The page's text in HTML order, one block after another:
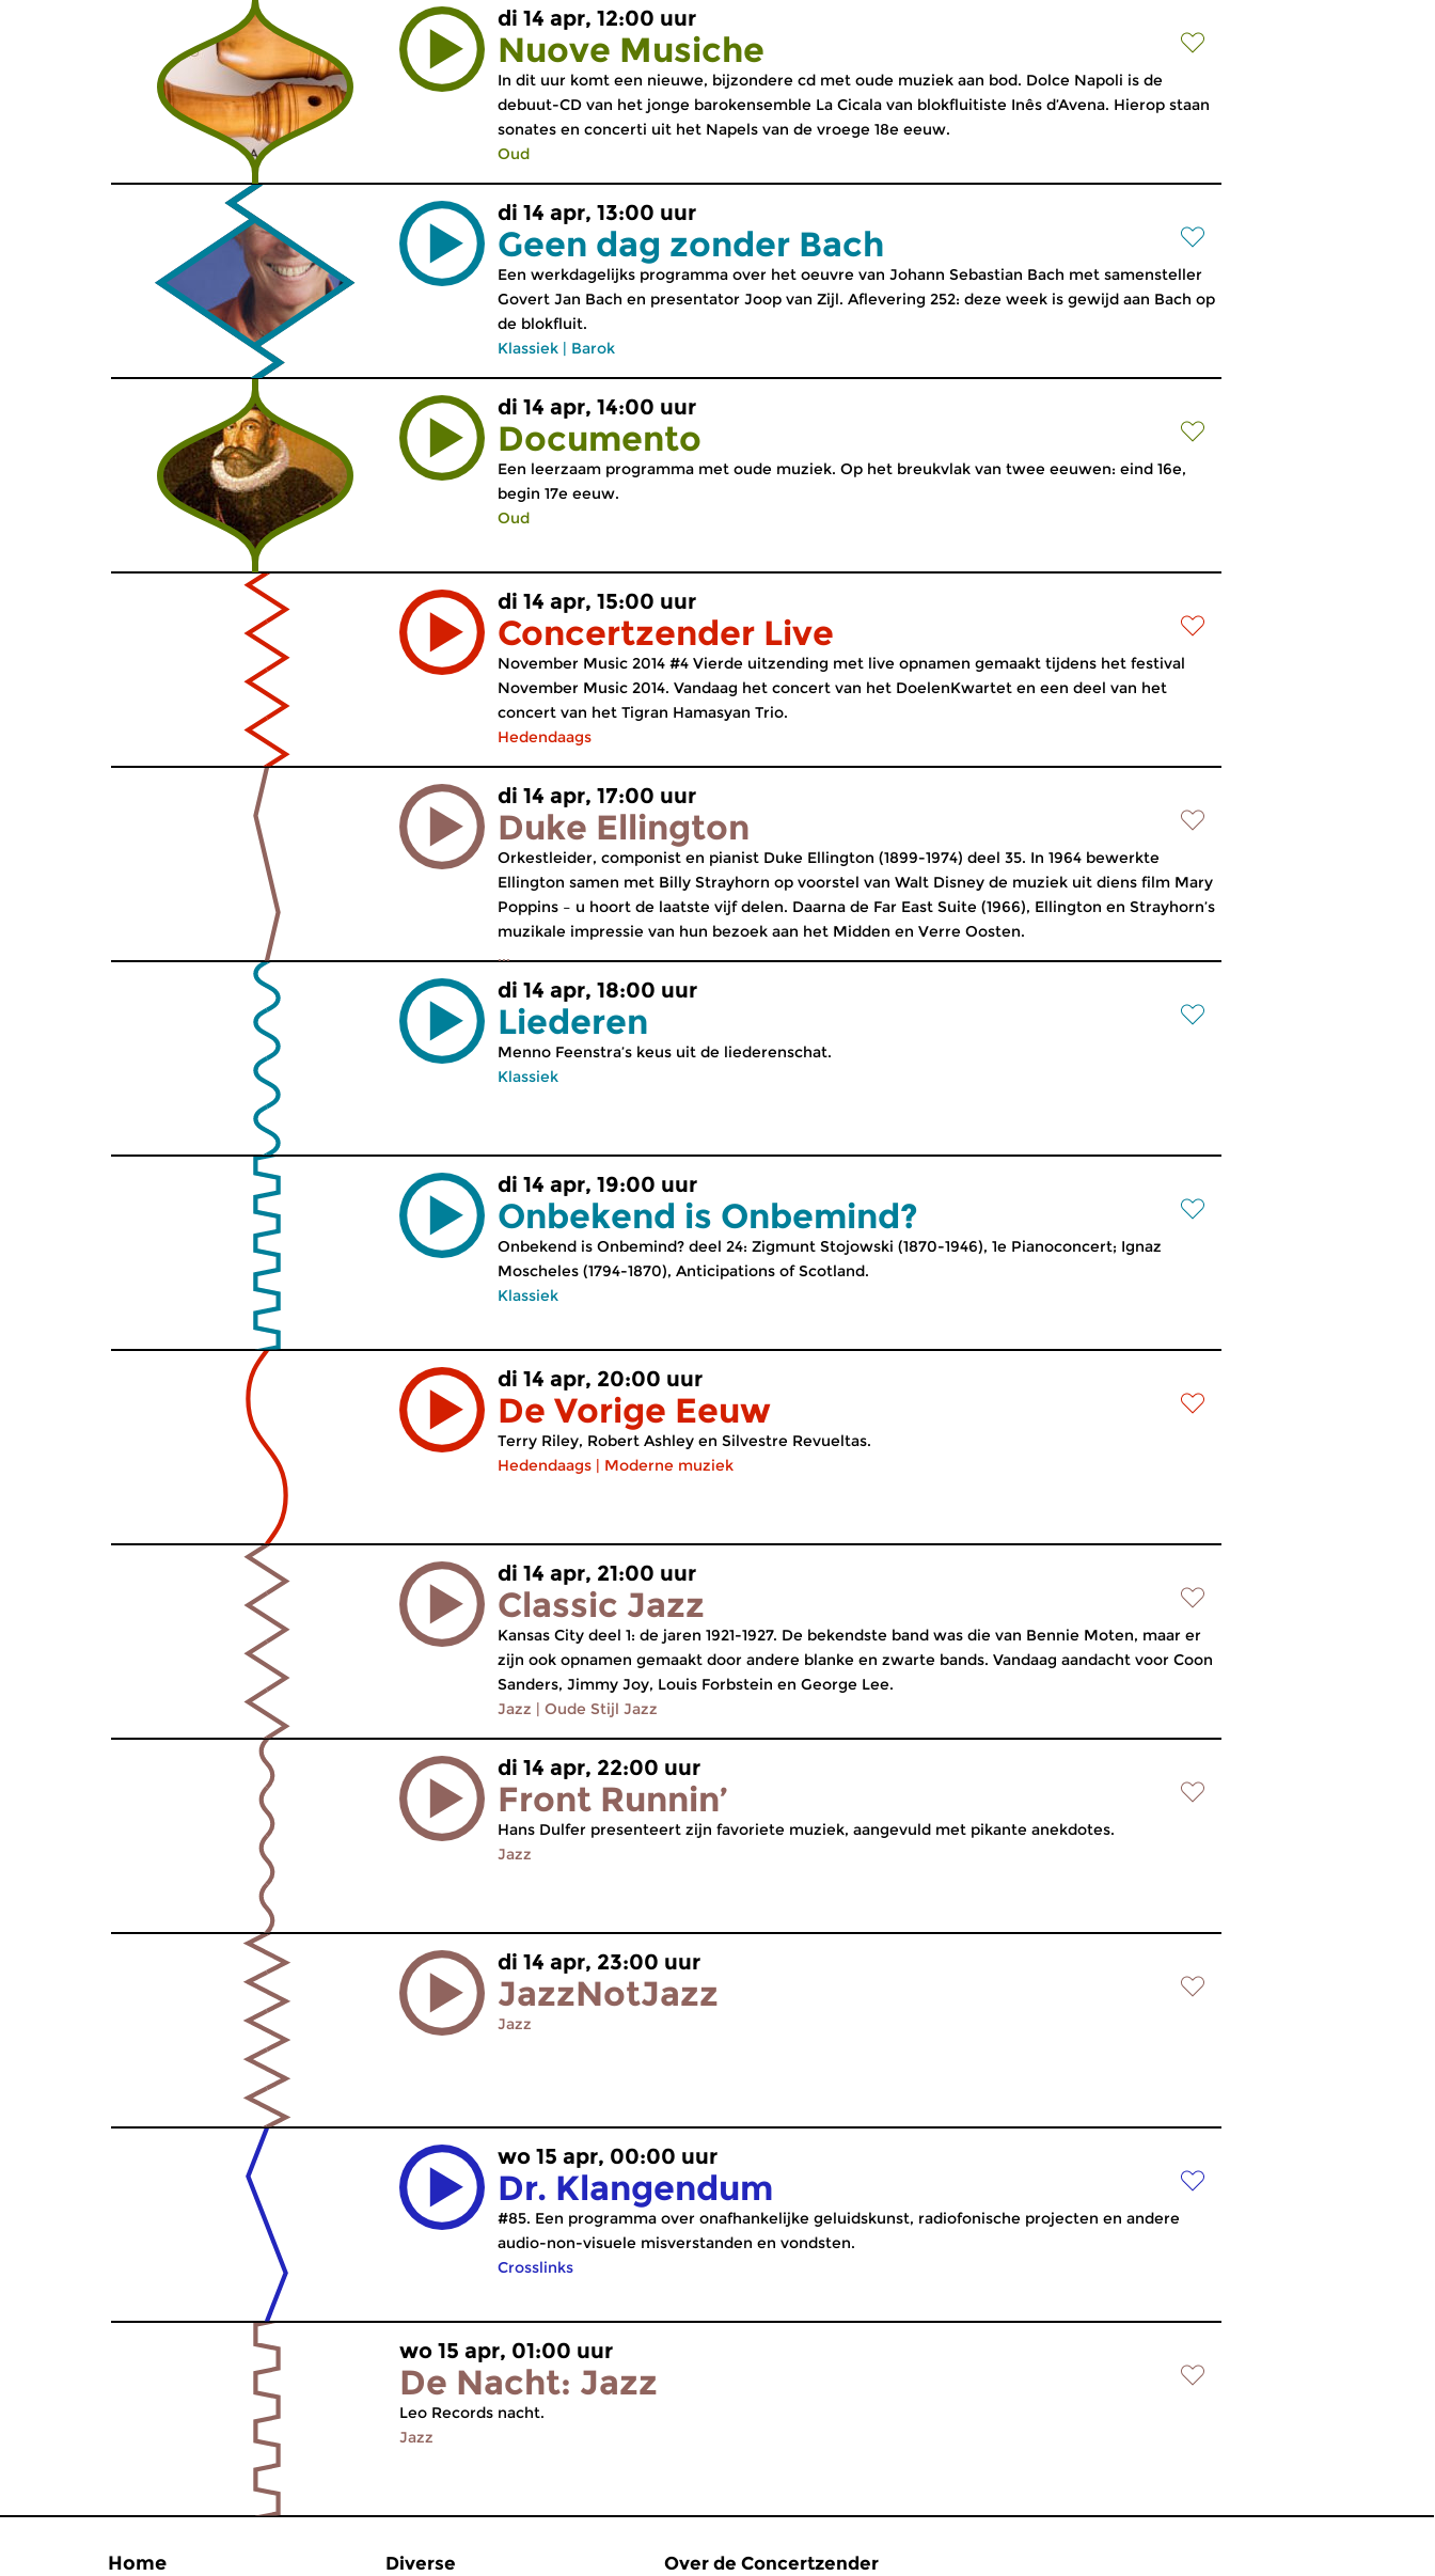
di 14 apr, 12:00 uur
Nuove Musiche
In dit uur komt een nieuwe, bijzondere cd met oude muziek aan bod. Dolce Napoli is de
debuut-CD van het jonge barokensemble La Cicala van blokfluitiste Inês d’Avena. Hierop staan
sonates en concerti uit het Napels van de vroege 18e eeuw.
Oud
di 14 apr, 13:00 uur
Geen dag zonder Bach
Een werkdagelijks programma over het oeuvre van Johann Sebastian Bach met samensteller
Govert Jan Bach en presentator Joop van Zijl. Aflevering 252: deze week is gewijd aan Bach op
de blokfluit.
Klassiek | Barok
di 14 apr, 14:00 uur
Documento
Een leerzaam programma met oude muziek. Op het breukvlak van twee eeuwen: eind 16e,
begin 17e eeuw.
Oud
di 14 apr, 15:00 uur
Concertzender Live
November Music 2014 #4 Vierde uitzending met live opnamen gemaakt tijdens het festival
November Music 2014. Vandaag het concert van het DoelenKwartet en een deel van het
concert van het Tigran Hamasyan Trio.
Hedendaags
di 14 apr, 17:00 uur
Duke Ellington
Orkestleider, componist en pianist Duke Ellington (1899-1974) deel 35. In 1964 bewerkte
Ellington samen met Billy Strayhorn op voorstel van Walt Disney de muziek uit diens film Mary
Poppins – u hoort de laatste vijf delen. Daarna de Far East Suite (1966), Ellington en Strayhorn’s
muzikale impressie van hun bezoek aan het Midden en Verre Oosten.
...
di 14 apr, 18:00 uur
Liederen
Menno Feenstra’s keus uit de liederenschat.
Klassiek
di 14 apr, 19:00 uur
Onbekend is Onbemind?
Onbekend is Onbemind? deel 24: Zigmunt Stojowski (1870-1946), 1e Pianoconcert; Ignaz
Moscheles (1794-1870), Anticipations of Scotland.
Klassiek
di 14 apr, 20:00 uur
De Vorige Eeuw
Terry Riley, Robert Ashley en Silvestre Revueltas.
Hedendaags | Moderne muziek
di 14 apr, 21:00 uur
Classic Jazz
Kansas City deel 1: de jaren 1921-1927. De bekendste band was die van Bennie Moten, maar er
zijn ook opnamen gemaakt door andere blanke en zwarte bands. Vandaag aandacht voor Coon
Sanders, Jimmy Joy, Louis Forbstein en George Lee.
Jazz | Oude Stijl Jazz
di 14 apr, 22:00 uur
Front Runnin’
Hans Dulfer presenteert zijn favoriete muziek, aangevuld met pikante anekdotes.
Jazz
di 14 apr, 23:00 uur
JazzNotJazz
Jazz
wo 15 apr, 00:00 uur
Dr. Klangendum
#85. Een programma over onafhankelijke geluidskunst, radiofonische projecten en andere
audio-non-visuele misverstanden en vondsten.
Crosslinks
wo 15 apr, 01:00 uur
De Nacht: Jazz
Leo Records nacht.
Jazz
Home Diverse Over de Concertzender